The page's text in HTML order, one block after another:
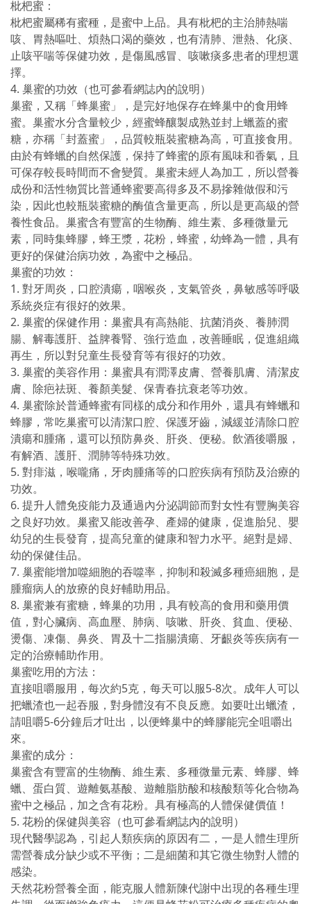
枇杷蜜：
枇杷蜜屬稀有蜜種，是蜜中上品。具有枇杷的主治肺熱喘
咳、胃熱嘔吐、煩熱口渴的藥效，也有清肺、泄熱、化痰、
止咳平喘等保健功效，是傷風感冒、咳嗽痰多患者的理想選
擇。
4. 巢蜜的功效（也可參看網誌內的說明）
巢蜜，又稱「蜂巢蜜」，是完好地保存在蜂巢中的食用蜂
蜜。巢蜜水分含量較少，經蜜蜂釀製成熟並封上蠟蓋的蜜
糖，亦稱「封蓋蜜」，品質較瓶裝蜜糖為高，可直接食用。
由於有蜂蠟的自然保護，保持了蜂蜜的原有風味和香氣，且
可保存較長時間而不會變質。巢蜜未經人為加工，所以營養
成份和活性物質比普通蜂蜜要高得多及不易摻雜做假和污
染，因此也較瓶裝蜜糖的酶值含量更高，所以是更高級的營
養性食品。巢蜜含有豐富的生物酶、維生素、多種微量元
素，同時集蜂膠，蜂王漿，花粉，蜂蜜，幼蜂為一體，具有
更好的保健治病功效，為蜜中之極品。
巢蜜的功效：
1. 對牙周炎，口腔潰瘍，咽喉炎，支氣管炎，鼻敏感等呼吸
系統炎症有很好的效果。
2. 巢蜜的保健作用：巢蜜具有高熱能、抗菌消炎、養肺潤
腸、解毒護肝、益脾養腎、強行造血，改善睡眠，促進組織
再生，所以對兒童生長發育等有很好的功效。
3. 巢蜜的美容作用：巢蜜具有潤澤皮膚、營養肌膚、清潔皮
膚、除疤祛斑、養顏美髮、保青春抗衰老等功效。
4. 巢蜜除於普通蜂蜜有同樣的成分和作用外，還具有蜂蠟和
蜂膠，常吃巢蜜可以清潔口腔、保護牙齒，減緩並清除口腔
潰瘍和腫痛，還可以預防鼻炎、肝炎、便秘。飲酒後嚼服，
有解酒、護肝、潤肺等特殊功效。
5. 對痱滋，喉嚨痛，牙肉腫痛等的口腔疾病有預防及治療的
功效。
6. 提升人體免疫能力及通過內分泌調節而對女性有豐胸美容
之良好功效。巢蜜又能改善孕、產婦的健康，促進胎兒、嬰
幼兒的生長發育，提高兒童的健康和智力水平。絕對是婦、
幼的保健佳品。
7. 巢蜜能增加噬細胞的吞噬率，抑制和殺滅多種癌細胞，是
腫瘤病人的放療的良好輔助用品。
8. 巢蜜兼有蜜糖，蜂巢的功用，具有較高的食用和藥用價
值，對心臟病、高血壓、肺病、咳嗽、肝炎、貧血、便秘、
燙傷、凍傷、鼻炎、胃及十二指腸潰瘍、牙齦炎等疾病有一
定的治療輔助作用。
巢蜜吃用的方法：
直接咀嚼服用，每次約5克，每天可以服5-8次。成年人可以
把蠟渣也一起吞服，對身體沒有不良反應。如要吐出蠟渣，
請咀嚼5-6分鐘后才吐出，以便蜂巢中的蜂膠能完全咀嚼出
來。
巢蜜的成分：
巢蜜含有豐富的生物酶、維生素、多種微量元素、蜂膠、蜂
蠟、蛋白質、遊離氨基酸、遊離脂肪酸和核酸類等化合物為
蜜中之極品，加之含有花粉。具有極高的人體保健價值！
5. 花粉的保健與美容（也可參看網誌內的說明）
現代醫學認為，引起人類疾病的原因有二，一是人體生理所
需營養成分缺少或不平衡；二是細菌和其它微生物對人體的
感染。
天然花粉營養全面，能克服人體新陳代謝中出現的各種生理